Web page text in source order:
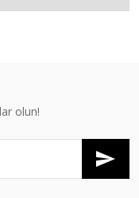
olun!